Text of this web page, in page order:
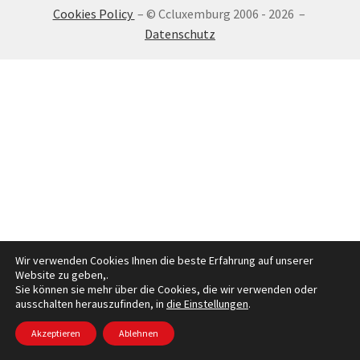
Cookies Policy – © Ccluxemburg 2006 - 2026 –
Datenschutz
Wir verwenden Cookies Ihnen die beste Erfahrung auf unserer
Website zu geben,.
Sie können sie mehr über die Cookies, die wir verwenden oder
ausschalten herauszufinden, in die Einstellungen.
Akzeptieren Ablehnen